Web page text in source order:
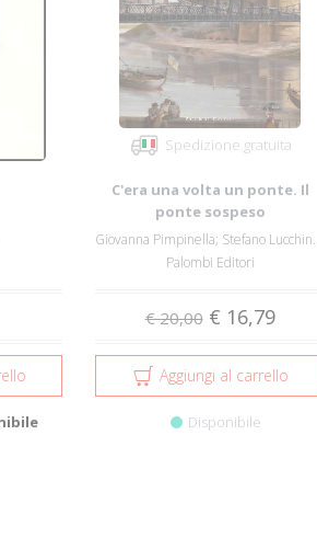
Spedizione gratuita
C'era una volta un ponte. Il
ponte sospeso
Giovanna
Palombi Editori
€ 20,00 € 16,79
Aggiungi al carrello
Disponibile